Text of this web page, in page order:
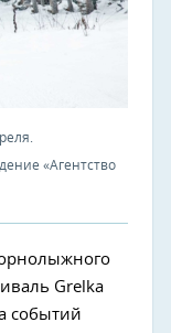
«Агентство
Grelka
событий